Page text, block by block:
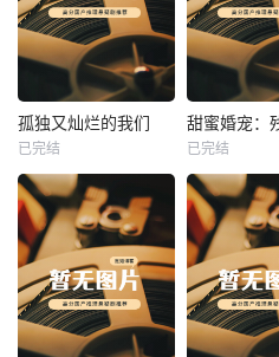
热播
未知
孤独又灿烂的我们
已完结
热播
未知
已完结